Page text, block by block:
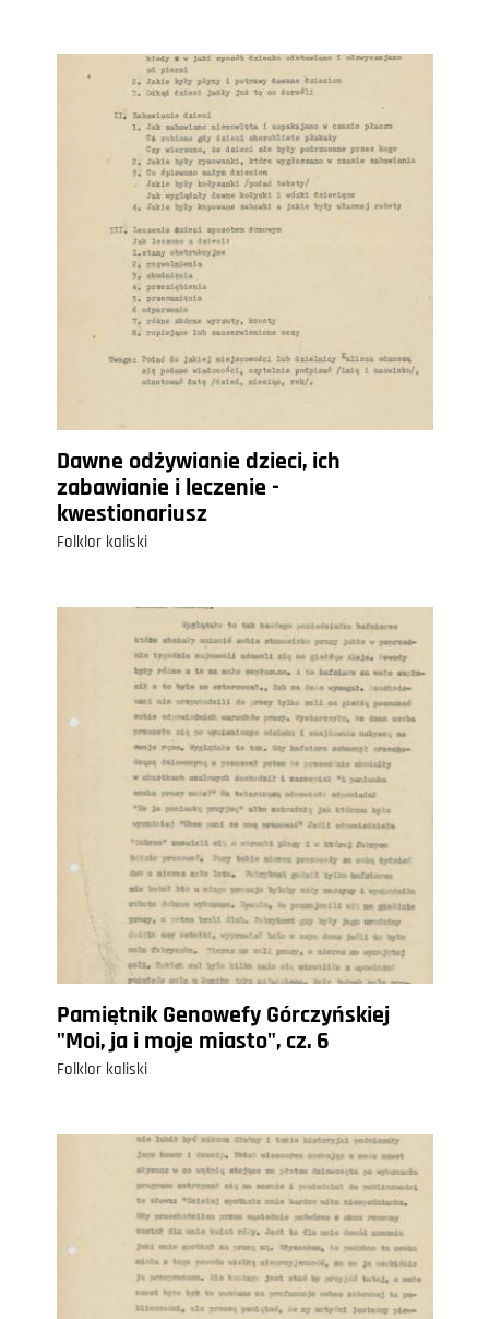
Dawne odżywianie dzieci, ich
zabawianie i leczenie -
kwestionariusz
Folklor kaliski
Pamiętnik Genowefy Górczyńskiej
"Moi, ja i moje miasto", cz. 6
Folklor kaliski